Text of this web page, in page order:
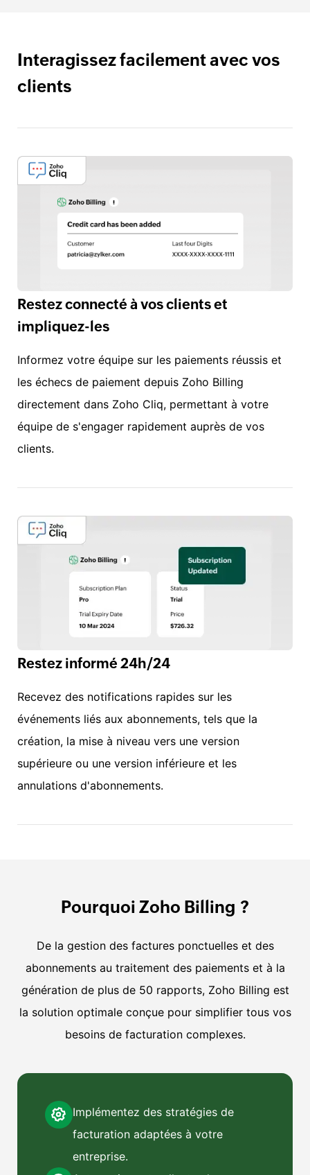
Interagissez facilement avec vos
clients
Restez connecté à vos clients et
impliquez-les
Informez votre équipe sur les paiements réussis et
les échecs de paiement depuis Zoho Billing
directement dans Zoho Cliq, permettant à votre
équipe de s'engager rapidement auprès de vos
clients.
Restez informé 24h/24
Recevez des notifications rapides sur les
événements liés aux abonnements, tels que la
création, la mise à niveau vers une version
supérieure ou une version inférieure et les
annulations d'abonnements.
Pourquoi Zoho Billing ?
De la gestion des factures ponctuelles et des
abonnements au traitement des paiements et à la
génération de plus de 50 rapports, Zoho Billing est
la solution optimale conçue pour simplifier tous vos
besoins de facturation complexes.
Implémentez des stratégies de
facturation adaptées à votre
entreprise.